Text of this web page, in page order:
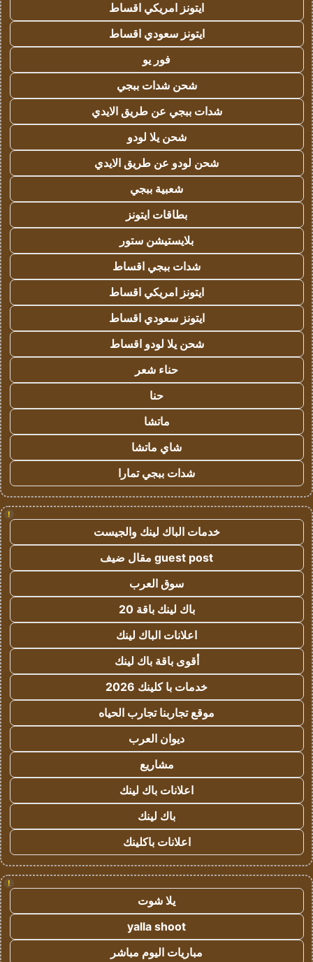
ايتونز امريكي اقساط
ايتونز سعودي اقساط
فور يو
شحن شدات ببجي
شدات ببجي عن طريق الايدي
شحن يلا لودو
شحن لودو عن طريق الايدي
شعبية ببجي
بطاقات ايتونز
بلايستيشن ستور
شدات ببجي اقساط
ايتونز امريكي اقساط
ايتونز سعودي اقساط
شحن يلا لودو اقساط
حناء شعر
حنا
ماتشا
شاي ماتشا
شدات ببجي تمارا
!
خدمات الباك لينك والجيست
guest post مقال ضيف
سوق العرب
باك لينك باقة 20
اعلانات الباك لينك
أقوى باقة باك لينك
خدمات با كلينك 2026
موقع تجاربنا تجارب الحياه
ديوان العرب
مشاريع
اعلانات باك لينك
باك لينك
اعلانات باكلينك
!
يلا شوت
yalla shoot
مباريات اليوم مباشر